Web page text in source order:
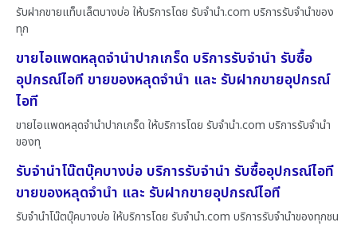
รับฝากขายแท็บเล็ตบางบ่อ ให้บริการโดย รับจํานํา.com บริการรับจำนำของ
ทุก
ขายไอแพดหลุดจำนำปากเกร็ด บริการรับจำนำ รับซื้อ
อุปกรณ์ไอที ขายของหลุดจำนำ และ รับฝากขายอุปกรณ์
ไอที
ขายไอแพดหลุดจำนำปากเกร็ด ให้บริการโดย รับจํานํา.com บริการรับจำนำ
ของทุ
รับจำนำโน๊ตบุ๊คบางบ่อ บริการรับจำนำ รับซื้ออุปกรณ์ไอที
ขายของหลุดจำนำ และ รับฝากขายอุปกรณ์ไอที
รับจำนำโน๊ตบุ๊คบางบ่อ ให้บริการโดย รับจํานํา.com บริการรับจำนำของทุกชน